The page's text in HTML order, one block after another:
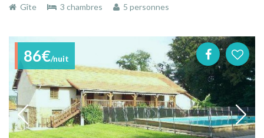
Gîte
3 chambres 5 personnes
86€/nuit